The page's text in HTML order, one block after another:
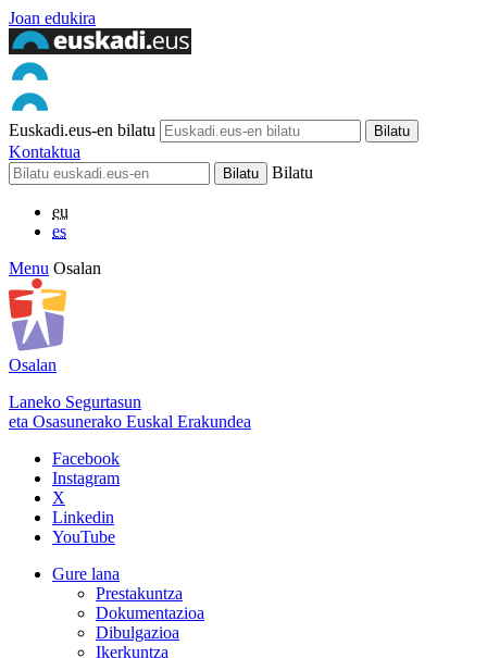
Joan edukira
Euskadi.eus-en bilatu
Kontaktua
Bilatu
eu
es
Menu Osalan
Osalan
Laneko Segurtasun
eta Osasunerako Euskal Erakundea
Facebook
Instagram
X
Linkedin
YouTube
Gure lana
Prestakuntza
Dokumentazioa
Dibulgazioa
Ikerkuntza